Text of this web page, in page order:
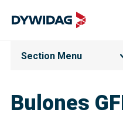
Bulones
Section Menu